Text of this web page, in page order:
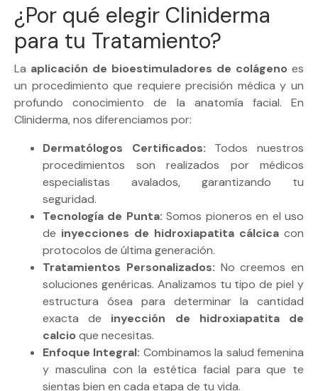
¿Por qué elegir Cliniderma
para tu Tratamiento?
La aplicación de bioestimuladores de colágeno es
un procedimiento que requiere precisión médica y un
profundo conocimiento de la anatomía facial. En
Cliniderma, nos diferenciamos por:
Dermatólogos Certificados: Todos nuestros
procedimientos son realizados por médicos
especialistas avalados, garantizando tu
seguridad.
Tecnología de Punta: Somos pioneros en el uso
de inyecciones de hidroxiapatita cálcica con
protocolos de última generación.
Tratamientos Personalizados: No creemos en
soluciones genéricas. Analizamos tu tipo de piel y
estructura ósea para determinar la cantidad
exacta de inyección de hidroxiapatita de
calcio que necesitas.
Enfoque Integral: Combinamos la salud femenina
y masculina con la estética facial para que te
sientas bien en cada etapa de tu vida.